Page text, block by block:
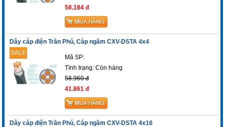
58.184 đ
Dây cáp điện Trần Phú, Cáp ngầm CXV-DSTA 4x4
SALE
Mã SP:
Tình trạng:Còn hàng
58.960 đ
41.861 đ
Dây cáp điện Trần Phú, Cáp ngầm CXV-DSTA 4x16